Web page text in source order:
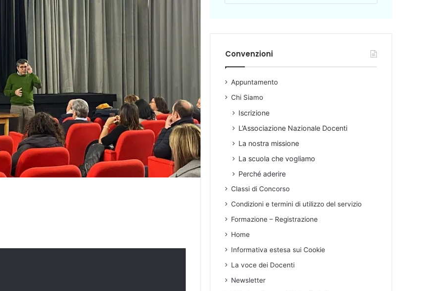
r
i
i
o
Convenzioni
Appuntamento
Chi Siamo
Iscrizione
L’Associazione Nazionale Docenti
La nostra missione
La scuola che vogliamo
Perché aderire
Classi di Concorso
Condizioni e termini di utilizzo del servizio
Formazione – Registrazione
Home
Informativa estesa sui Cookie
La voce dei Docenti
Newsletter